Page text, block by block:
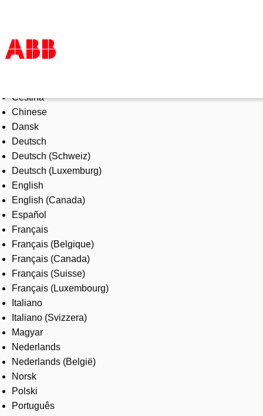
Products & Solutions
Industries
Services
About us
Where to buy
Contact us
Careers
Čeština
Chinese
Dansk
Deutsch
Deutsch (Schweiz)
Deutsch (Luxemburg)
English
English (Canada)
Español
Français
Français (Belgique)
Français (Canada)
Français (Suisse)
Français (Luxembourg)
Italiano
Italiano (Svizzera)
Magyar
Nederlands
Nederlands (België)
Norsk
Polski
Português